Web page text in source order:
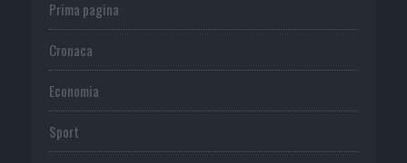
Prima pagina
Cronaca
Economia
Sport